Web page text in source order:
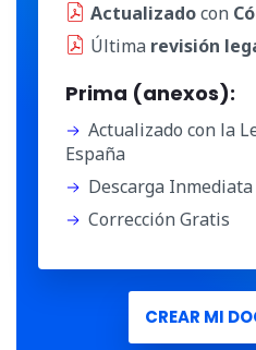
Actualizadocon
Última revisión
Prima (anexos):
Actualizado con la
España
Descarga Inmediata
Corrección Gratis
CREAR MI